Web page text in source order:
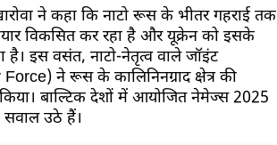
ने कहा कि नाटो रूस के भीतर गहराई तक
विकसित कर रहा है और यूक्रेन को इसके
इस वसंत, नाटो-नेतृत्व वाले जॉइंट
ने रूस के कालिनिनग्राद क्षेत्र की
बाल्टिक देशों में आयोजित नेमेज्स 2025
उठे हैं।